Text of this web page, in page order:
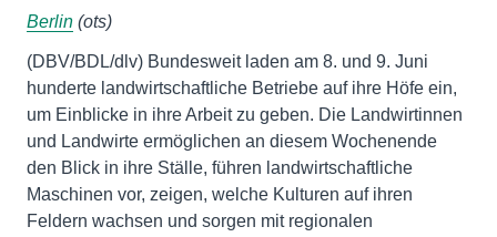
Berlin (ots)
(DBV/BDL/dlv) Bundesweit laden am 8. und 9. Juni
hunderte landwirtschaftliche Betriebe auf ihre Höfe ein,
um Einblicke in ihre Arbeit zu geben. Die Landwirtinnen
und Landwirte ermöglichen an diesem Wochenende
den Blick in ihre Ställe, führen landwirtschaftliche
Maschinen vor, zeigen, welche Kulturen auf ihren
Feldern wachsen und sorgen mit regionalen